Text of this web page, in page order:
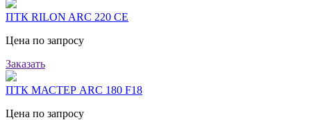
ПТК RILON ARC 220 CE
Цена по запросу
Заказать
ПТК МАСТЕР ARC 180 F18
Цена по запросу